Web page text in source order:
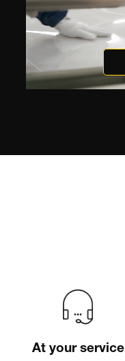
At your service